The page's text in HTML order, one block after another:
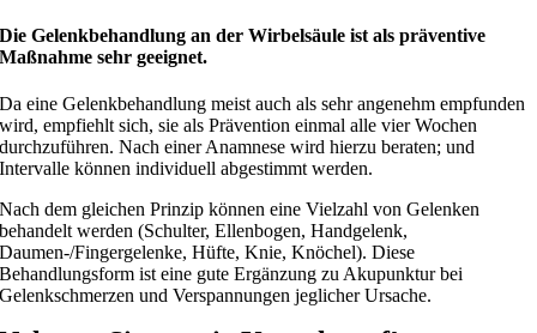
Die Gelenkbehandlung an der Wirbelsäule ist als präventive
Maßnahme sehr geeignet.
Da eine Gelenkbehandlung meist auch als sehr angenehm empfunden
wird, empfiehlt sich, sie als Prävention einmal alle vier Wochen
durchzuführen. Nach einer Anamnese wird hierzu beraten; und
Intervalle können individuell abgestimmt werden.
Nach dem gleichen Prinzip können eine Vielzahl von Gelenken
behandelt werden (Schulter, Ellenbogen, Handgelenk,
Daumen-/Fingergelenke, Hüfte, Knie, Knöchel). Diese
Behandlungsform ist eine gute Ergänzung zu Akupunktur bei
Gelenkschmerzen und Verspannungen jeglicher Ursache.